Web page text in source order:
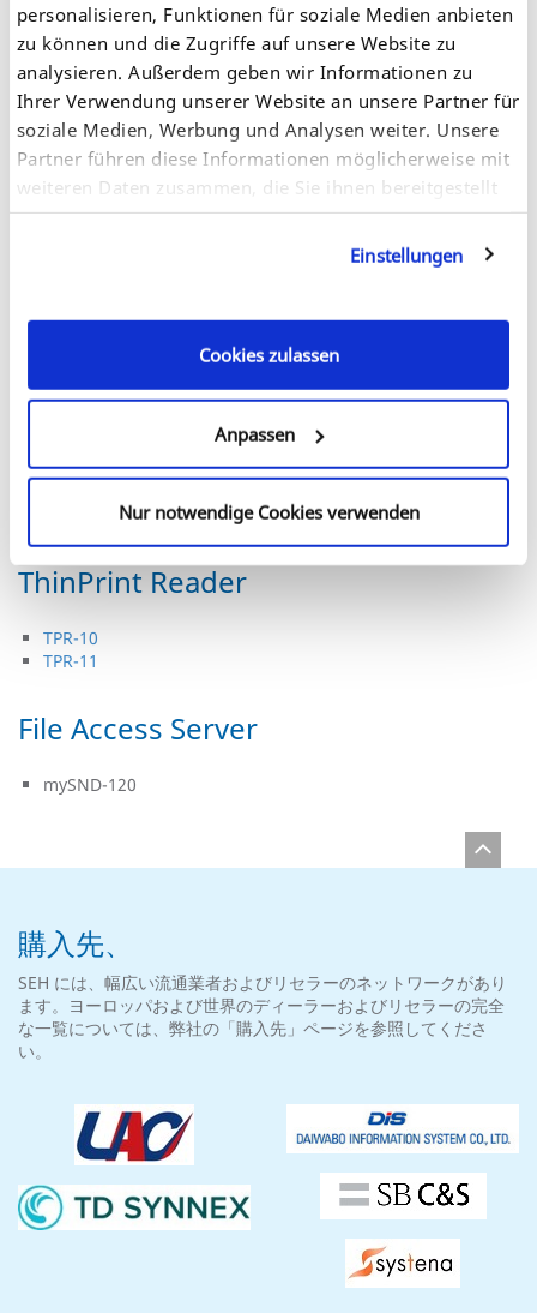
personalisieren, Funktionen für soziale Medien anbieten
zu können und die Zugriffe auf unsere Website zu
analysieren. Außerdem geben wir Informationen zu
Ihrer Verwendung unserer Website an unsere Partner für
soziale Medien, Werbung und Analysen weiter. Unsere
Partner führen diese Informationen möglicherweise mit
weiteren Daten zusammen, die Sie ihnen bereitgestellt
haben oder die sie im Rahmen Ihrer Nutzung der
Dienste gesammelt haben. Sie geben Einwilligung zu
unseren Cookies, wenn Sie unsere Webseite weiterhin
Einstellungen
Cookies zulassen
Anpassen
Nur notwendige Cookies verwenden
Dongleserver
myUTN-80
myUTN-800
Intelligent Spooling Devices
ISD410
ThinPrint Products
TPG-65
ThinPrint Reader
TPR-10
TPR-11
File Access Server
mySND-120
購入先、
SEH には、幅広い流通業者およびリセラーのネットワークがあり
ます。ヨーロッパおよび世界のディーラーおよびリセラーの完全
な一覧については、弊社の「購入先」ページを参照してくださ
い。